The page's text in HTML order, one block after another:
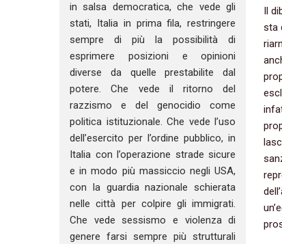
Il
sta
in salsa democratica, che vede gli
stati, Italia in prima fila, restringere
sempre di più la possibilità di
esprimere posizioni e opinioni
diverse da quelle prestabilite dal
potere. Che vede il ritorno del
razzismo e del genocidio come
politica istituzionale. Che vede l’uso
dell’esercito per l’ordine pubblico, in
Italia con l’operazione strade sicure
e in modo più massiccio negli USA,
con la guardia nazionale schierata
nelle città per colpire gli immigrati.
Che vede sessismo e violenza di
genere farsi sempre più strutturali